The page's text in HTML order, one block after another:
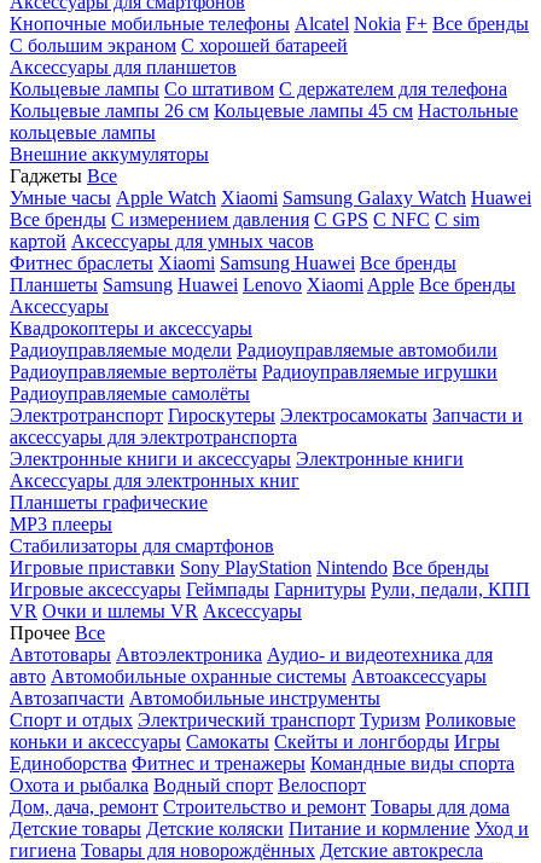
Кнопочные мобильные телефоны Alcatel Nokia F+ Все бренды
С большим экраном С хорошей батареей
Аксессуары для планшетов
Кольцевые лампы Со штативом C держателем для телефона
Кольцевые лампы 26 см Кольцевые лампы 45 см Настольные
кольцевые лампы
Внешние аккумуляторы
Гаджеты Все
Умные часы Apple Watch Xiaomi Samsung Galaxy Watch Huawei
Все бренды C измерением давления C GPS C NFC C sim
картой Аксессуары для умных часов
Фитнес браслеты Xiaomi Samsung Huawei Все бренды
Планшеты Samsung Huawei Lenovo Xiaomi Apple Все бренды
Аксессуары
Квадрокоптеры и аксессуары
Радиоуправляемые модели Радиоуправляемые автомобили
Радиоуправляемые вертолёты Радиоуправляемые игрушки
Радиоуправляемые самолёты
Электротранспорт Гироскутеры Электросамокаты Запчасти и
аксессуары для электротранспорта
Электронные книги и аксессуары Электронные книги
Аксессуары для электронных книг
Планшеты графические
MP3 плееры
Стабилизаторы для смартфонов
Игровые приставки Sony PlayStation Nintendo Все бренды
Игровые аксессуары Геймпады Гарнитуры Рули, педали, КПП
VR Очки и шлемы VR Аксессуары
Прочее Все
Автотовары Автоэлектроника Аудио- и видеотехника для
авто Автомобильные охранные системы Автоаксессуары
Автозапчасти Автомобильные инструменты
Спорт и отдых Электрический транспорт Туризм Роликовые
коньки и аксессуары Самокаты Скейты и лонгборды Игры
Единоборства Фитнес и тренажеры Командные виды спорта
Охота и рыбалка Водный спорт Велоспорт
Дом, дача, ремонт Строительство и ремонт Товары для дома
Детские товары Детские коляски Питание и кормление Уход и
гигиена Товары для новорождённых Детские автокресла